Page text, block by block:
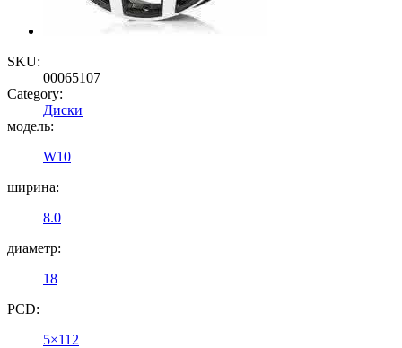
SKU:
00065107
Category:
Диски
модель:
W10
ширина:
8.0
диаметр:
18
PCD:
5×112